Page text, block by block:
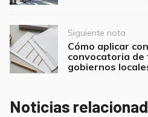
Siguiente nota
Cómo aplicar
convocatoria
gobiernos
Noticias